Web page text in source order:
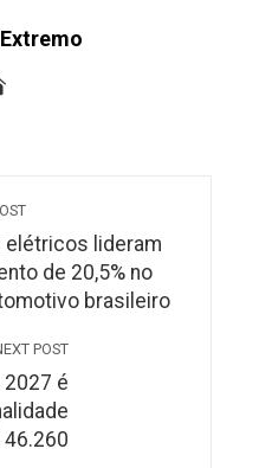
elétricos lideram
de 20,5% no
brasileiro
POST
2027 é